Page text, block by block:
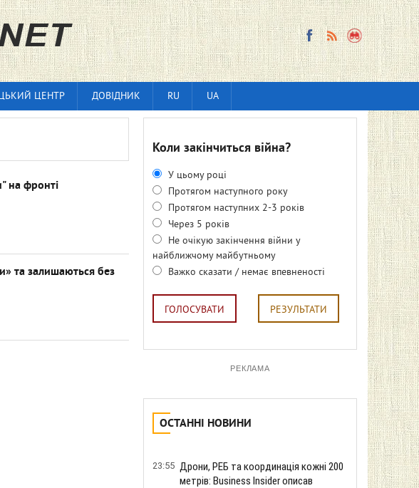
ЦЕНТР ДОВІДНИК RU UA
на фронті
та залишаються без
Коли закінчиться війна?
У цьому році
Протягом наступного року
Протягом наступних 2-3 років
Через 5 років
Не очікую закінчення війни у
найближчому майбутньому
Важко сказати / немає впевненості
ГОЛОСУВАТИ РЕЗУЛЬТАТИ
РЕКЛАМА
ОСТАННІ НОВИНИ
23:55 Дрони, РЕБ та координація кожні 200
метрів: Business Insider описав